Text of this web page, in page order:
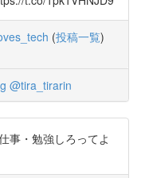
(投稿一覧)
@tira_tirarin
事・勉強しろってよ